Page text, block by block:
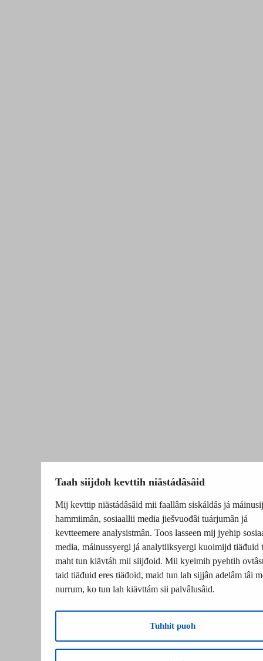
Taah siijđoh kevttih niästádâsâid
Mij kevttip niästádâsâid mii faallâm siskáldâs já máinusij
hammiimân, sosiaallii media jiešvuođâi tuárjumân já
kevtteemere analysistmân. Toos lasseen mij jyehip
media, máinussyergi já analytiiksyergi kuoimijd tiäđuid
maht tun kiävtáh mii siijđoid. Mii kyeimih pyehtih
taid tiäđuid eres tiäđoid, maid tun lah sijjân adelâm tâi
nurrum, ko tun lah kiävttám sii palvâlusâid.
Tuhhit puoh